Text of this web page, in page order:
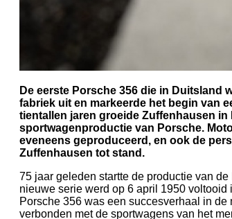
De eerste Porsche 356 die in Duitsland
fabriek uit en markeerde het begin van
tientallen jaren groeide Zuffenhausen
sportwagenproductie van Porsche.
eveneens geproduceerd, en ook de
Zuffenhausen tot stand.
75 jaar geleden startte de productie van
nieuwe serie werd op 6 april 1950
Porsche 356 was een succesverhaal in
verbonden met de sportwagens van het